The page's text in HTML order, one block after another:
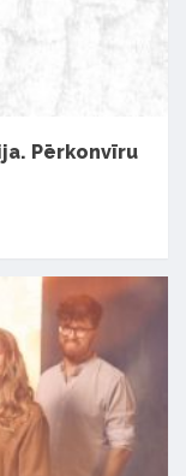
Pērkonvīru